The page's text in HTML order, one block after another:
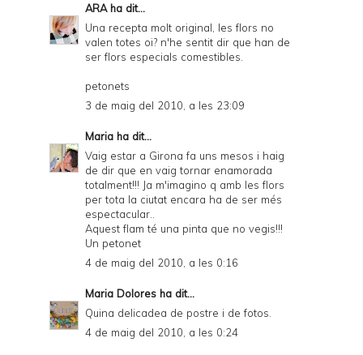
ARAha dit...
Una recepta molt original, les flors no
valen totes oi? n'he sentit dir que han de
ser flors especials comestibles.
petonets
3 de maig del 2010, a les 23:09
Maria ha dit...
Vaig estar a Girona fa uns mesos i haig
de dir que en vaig tornar enamorada
totalment!!! Ja m'imagino q amb les flors
per tota la ciutat encara ha de ser més
espectacular..
Aquest flam té una pinta que no vegis!!!
Un petonet
4 de maig del 2010, a les 0:16
Maria Dolores ha dit...
Quina delicadea de postre i de fotos.
4 de maig del 2010, a les 0:24